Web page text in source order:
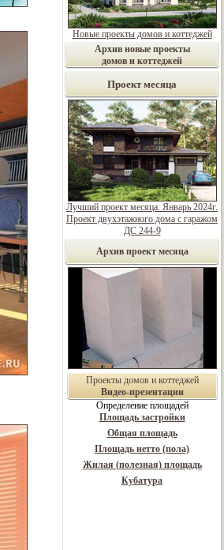
Новые проекты домов и коттеджей
Архив новые проекты
домов и коттеджей
Проект месяца
Лучший проект месяца. Январь 2024г.
Проект двухэтажного дома с гаражом
ДС 244-9
Архив проект месяца
Проекты домов и коттеджей
Видео-презентации
Определение площадей
Площадь застройки
Общая площадь
Площадь нетто (пола)
Жилая (полезная) площадь
Кубатура